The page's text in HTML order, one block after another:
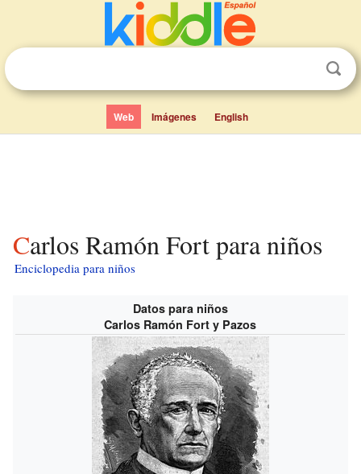
Web Imágenes English
Carlos Ramón Fort para niños
Enciclopedia para niños
Datos para niños
Carlos Ramón Fort y Pazos